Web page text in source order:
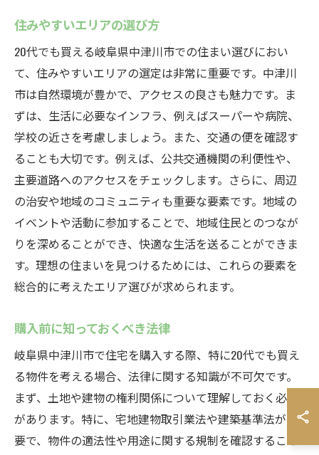
住みやすいエリアの選び方
20代でも買える岐阜県中津川市での住まい選びにおい
て、住みやすいエリアの選定は非常に重要です。中津川
市は自然環境が豊かで、アクセスの良さも魅力です。ま
ずは、生活に必要なインフラ、例えばスーパーや病院、
学校の近さを考慮しましょう。また、交通の便を確認す
ることも大切です。例えば、公共交通機関の利便性や、
主要道路へのアクセスをチェックします。さらに、周辺
の治安や地域のコミュニティも重要な要素です。地域の
イベントや活動に参加することで、地域住民とのつなが
りを深めることができ、快適な生活を送ることができま
す。理想の住まいを見つけるためには、これらの要素を
総合的に考えたエリア選びが求められます。
購入前に知っておくべき法律
岐阜県中津川市で住宅を購入する際、特に20代でも買え
る物件を考える場合、法律に関する知識が不可欠です。
まず、土地や建物の権利関係について理解しておく必要
があります。特に、宅地建物取引業法や建築基準法が重
要で、物件の適法性や用途に関する規制を確認すること